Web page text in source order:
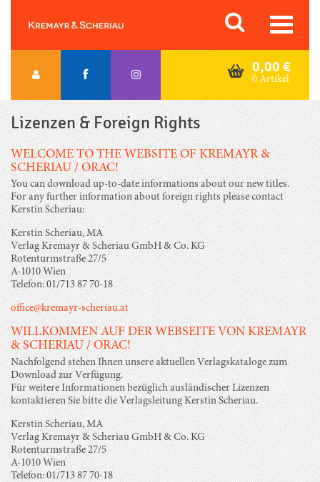
content
Orac K&S
0,00 €
0 Artikel
Lizenzen & Foreign Rights
WELCOME TO THE WEBSITE OF KREMAYR &
SCHERIAU / ORAC!
You can download up-to-date informations about our new titles.
For any further information about foreign rights please contact
Kerstin Scheriau:
Kerstin Scheriau, MA
Verlag Kremayr & Scheriau GmbH & Co. KG
Rotenturmstraße 27/5
A-1010 Wien
Telefon: 01/713 87 70-18
office@kremayr-scheriau.at
WILLKOMMEN AUF DER WEBSEITE VON KREMAYR
& SCHERIAU / ORAC!
Nachfolgend stehen Ihnen unsere aktuellen Verlagskataloge zum
Download zur Verfügung.
Für weitere Informationen bezüglich ausländischer Lizenzen
kontaktieren Sie bitte die Verlagsleitung Kerstin Scheriau.
Kerstin Scheriau, MA
Verlag Kremayr & Scheriau GmbH & Co. KG
Rotenturmstraße 27/5
A-1010 Wien
Telefon: 01/713 87 70-18